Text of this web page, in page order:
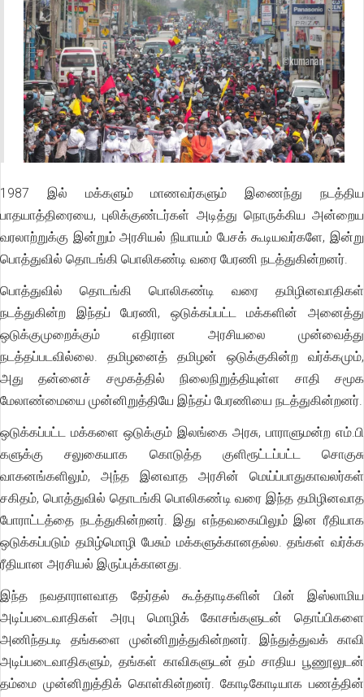
1987 இல் மக்களும் மாணவர்களும் இணைந்து நடத்திய
பாதயாத்திரையை, புலிக்குண்டர்கள் அடித்து நொருக்கிய அன்றைய
வரலாற்றுக்கு இன்றும் அரசியல் நியாயம் பேசக் கூடியவர்களே, இன்று
பொத்துவில் தொடங்கி பொலிகண்டி வரை பேரணி நடத்துகின்றனர்.
பொத்துவில் தொடங்கி பொலிகண்டி வரை தமிழினவாதிகள்
நடத்துகின்ற இந்தப் பேரணி, ஒடுக்கப்பட்ட மக்களின் அனைத்து
ஒடுக்குமுறைக்கும் எதிரான அரசியலை முன்வைத்து
நடத்தப்படவில்லை. தமிழனைத் தமிழன் ஒடுக்குகின்ற வர்க்கமும்,
அது தன்னைச் சமூகத்தில் நிலைநிறுத்தியுள்ள சாதி சமூக
மேலாண்மையை முன்னிறுத்தியே இந்தப் பேரணியை நடத்துகின்றனர்.
ஒடுக்கப்பட்ட மக்களை ஒடுக்கும் இலங்கை அரசு, பாராளுமன்ற எம்.பி
களுக்கு சலுகையாக கொடுத்த குளிரூட்டப்பட்ட சொகுசு
வாகனங்களிலும், அந்த இனவாத அரசின் மெய்ப்பாதுகாவலர்கள்
சகிதம், பொத்துவில் தொடங்கி பொலிகண்டி வரை இந்த தமிழினவாத
போராட்டத்தை நடத்துகின்றனர். இது எந்தவகையிலும் இன ரீதியாக
ஒடுக்கப்படும் தமிழ்மொழி பேசும் மக்களுக்கானதல்ல. தங்கள் வர்க்க
ரீதியான அரசியல் இருப்புக்கானது.
இந்த நவதாராளவாத தேர்தல் கூத்தாடிகளின் பின் இஸ்லாமிய
அடிப்படைவாதிகள் அரபு மொழிக் கோசங்களுடன் தொப்பிகளை
அணிந்தபடி தங்களை முன்னிறுத்துகின்றனர். இந்துத்துவக் காவி
அடிப்படைவாதிகளும், தங்கள் காவிகளுடன் தம் சாதிய பூணூலுடன்
தம்மை முன்னிறுத்திக் கொள்கின்றனர். கோடிகோடியாக பணத்தின்